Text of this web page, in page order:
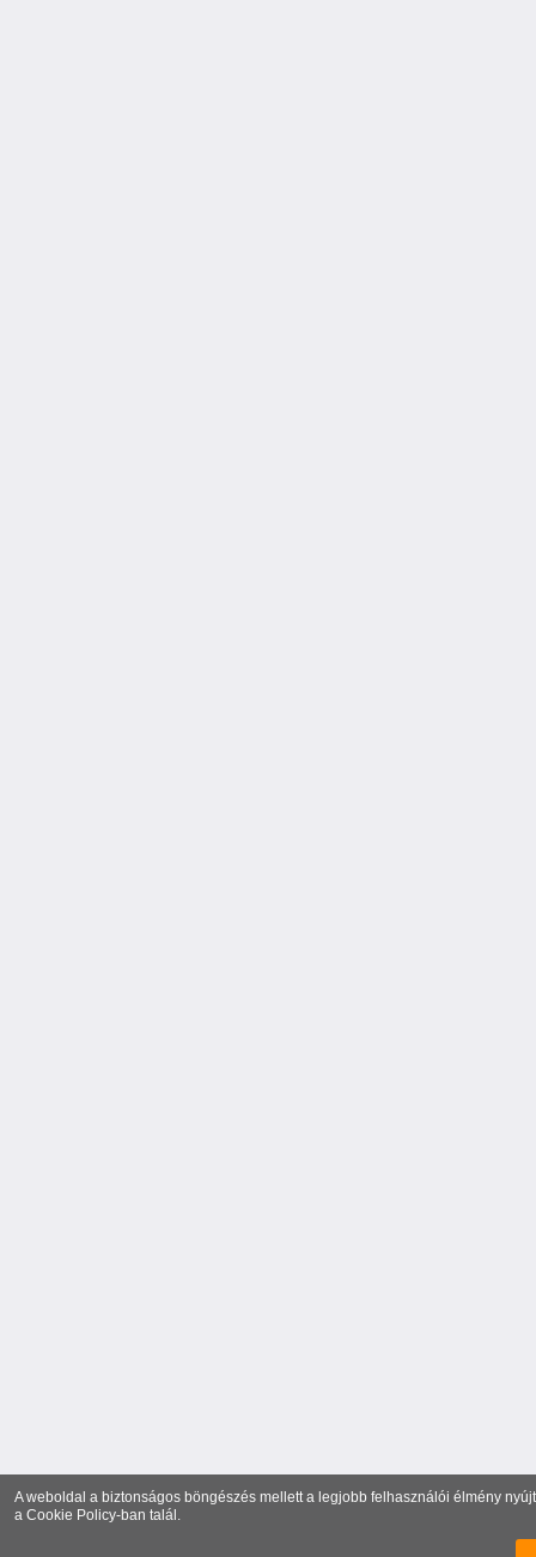
A weboldal a biztonságos böngészés mellett a legjobb felhasználói élmény
a Cookie Policy-ban talál.